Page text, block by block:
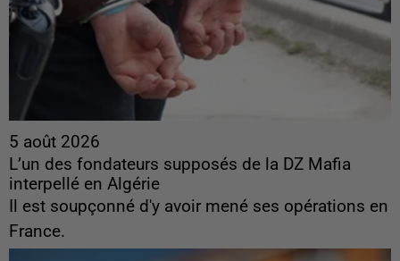
5 août 2026
L’un des fondateurs supposés de la DZ Mafia
interpellé en Algérie
Il est soupçonné d'y avoir mené ses opérations en
France.